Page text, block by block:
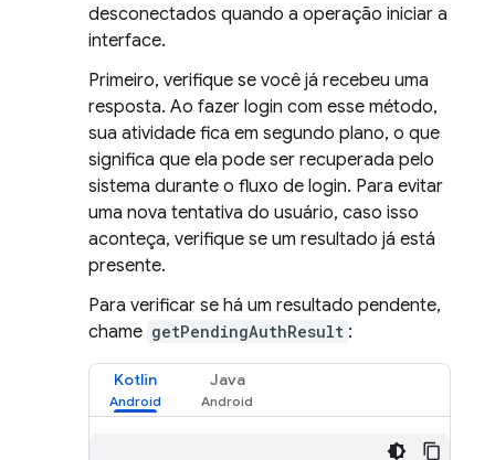
desconectados quando a operação iniciar a
interface.
Primeiro, verifique se você já recebeu uma
resposta. Ao fazer login com esse método,
sua atividade fica em segundo plano, o que
significa que ela pode ser recuperada pelo
sistema durante o fluxo de login. Para evitar
uma nova tentativa do usuário, caso isso
aconteça, verifique se um resultado já está
presente.
Para verificar se há um resultado pendente,
chame getPendingAuthResult :
Kotlin Java